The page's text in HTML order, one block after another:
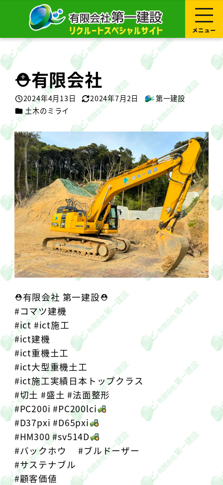
テ
ツ
へ
メニュー
⛑有限会社
投稿日
2024年4月13日
更新日
2024年7月2日
著
第一建設
カテゴリー
土木のミライ
⛑有限会社 第一建設⛑
#コマツ建機
#ict #ict施工
#ict建機
#ict重機土工
#ict大型重機土工
#ict施工実績日本トップクラス
#切土 #盛土 #法面整形
#PC200i #PC200lci
#D37pxi #D65pxi
#HM300 #sv514D
#バックホウ #ブルドーザー
#サステナブル
#顧客価値